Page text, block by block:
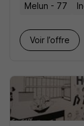
Melun - 77
Voir l’offre